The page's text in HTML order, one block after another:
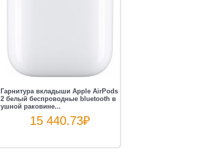
Гарнитура вкладыши Apple AirPods
2 белый беспроводные bluetooth в
ушной раковине...
15 440.73₽